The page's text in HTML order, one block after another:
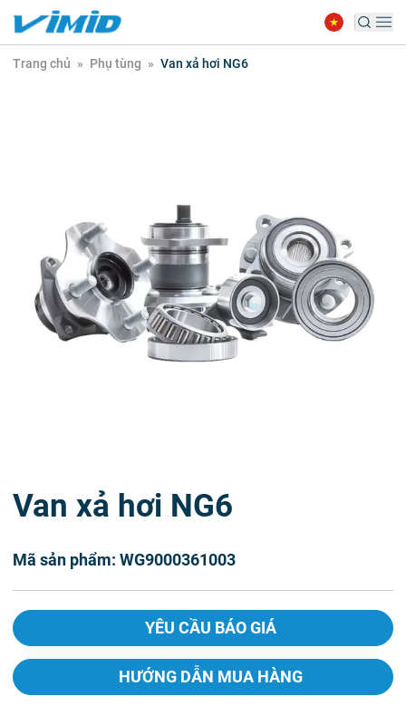
Trang chủ » Phụ tùng » Van xả hơi NG6
Van xả hơi NG6
Mã sản phẩm: WG9000361003
YÊU CẦU BÁO GIÁ
HƯỚNG DẪN MUA HÀNG